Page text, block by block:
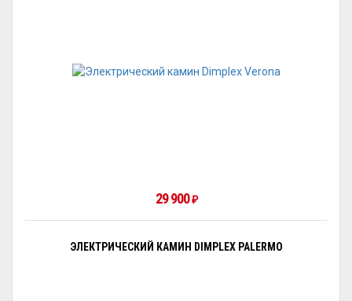
29 900 ₽
ЭЛЕКТРИЧЕСКИЙ КАМИН DIMPLEX PALERMO